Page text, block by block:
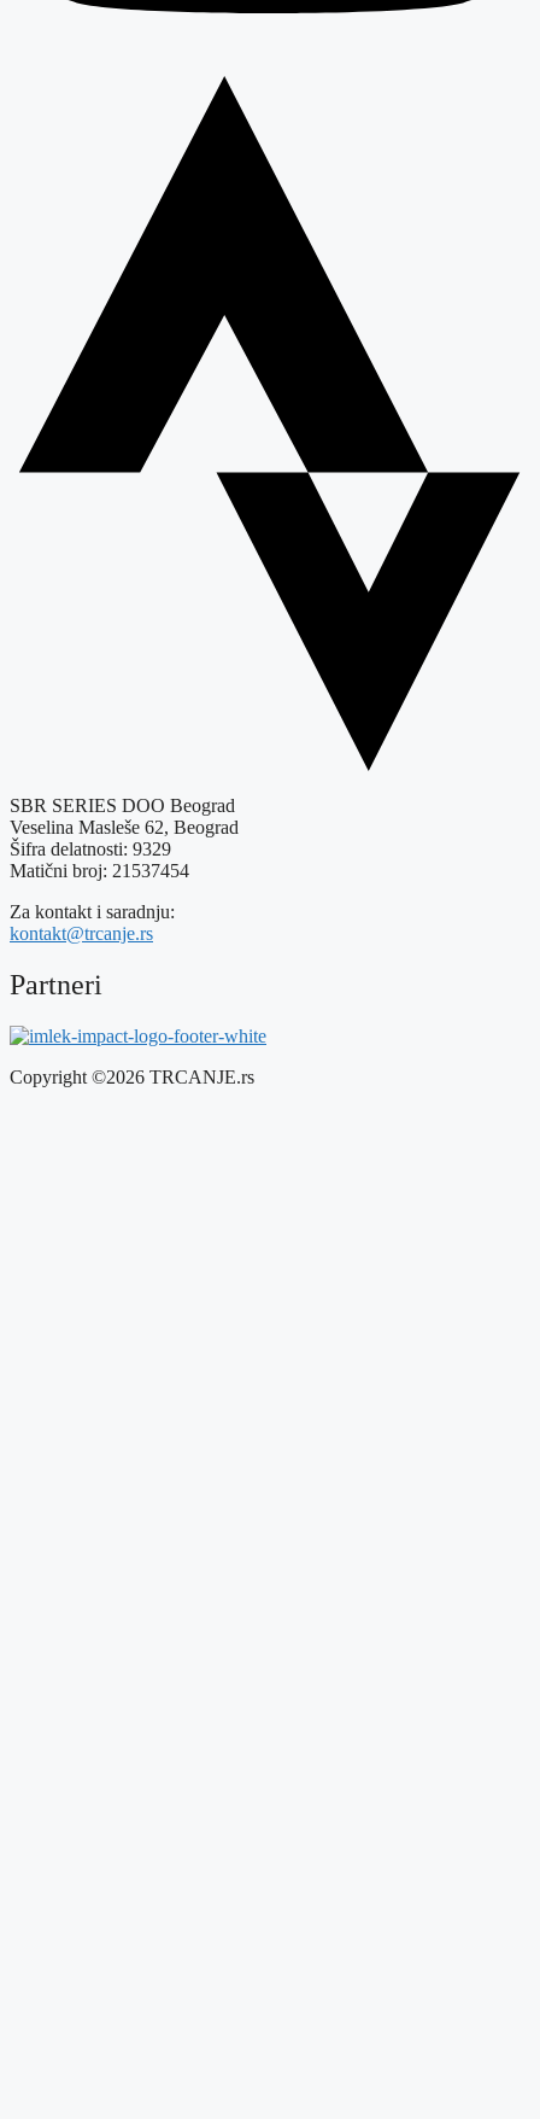
SBR SERIES DOO Beograd
Veselina Masleše 62, Beograd
Šifra delatnosti: 9329
Matični broj: 21537454
Za kontakt i saradnju:
kontakt@trcanje.rs
Partneri
Copyright ©2026 TRCANJE.rs